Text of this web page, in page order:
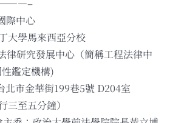
際中心
大學馬來西亞分校
律研究發展中心（簡稱工程法律中
鑑定機構)
北市金華街199巷5號 D204室
三至五分鐘）